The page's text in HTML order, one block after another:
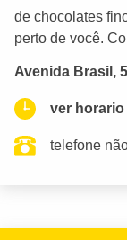
de chocolates
perto de você.
Avenida Brasil,
ver
telefone